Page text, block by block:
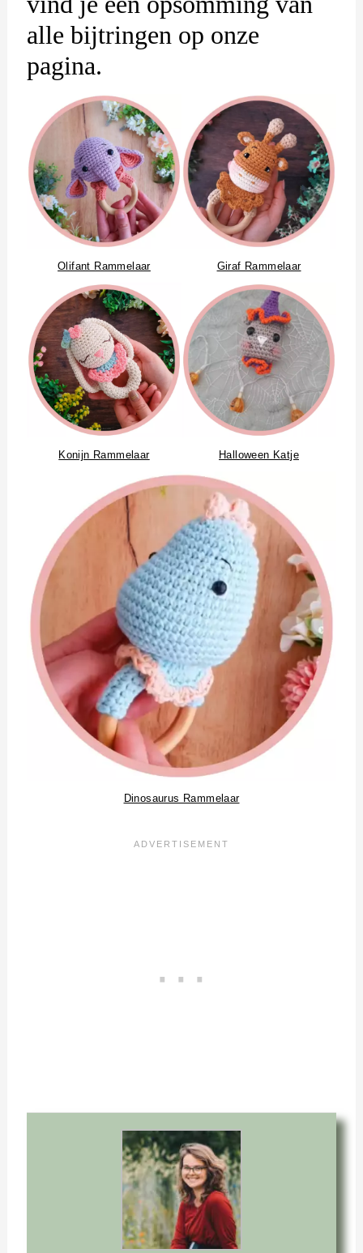
alle bijtringen op onze
pagina.
Olifant Rammelaar Giraf Rammelaar
Konijn Rammelaar Halloween Katje
Dinosaurus Rammelaar